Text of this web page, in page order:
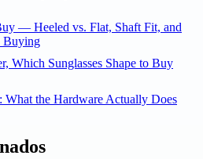
— Heeled vs. Flat, Shaft Fit, and
Buying
Which Sunglasses Shape to Buy
What the Hardware Actually Does